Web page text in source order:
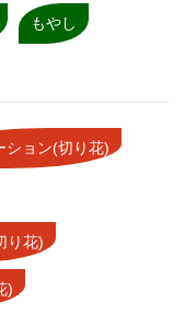
もやし
ション(切り花)
り花)
)